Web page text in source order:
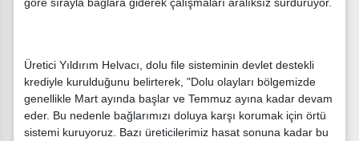
Üretici Yıldırım Helvacı, dolu file sisteminin devlet destekli
krediyle kurulduğunu belirterek, "Dolu olayları bölgemizde
genellikle Mart ayında başlar ve Temmuz ayına kadar devam
eder. Bu nedenle bağlarımızı doluya karşı korumak için örtü
sistemi kuruyoruz. Bazı üreticilerimiz hasat sonuna kadar bu